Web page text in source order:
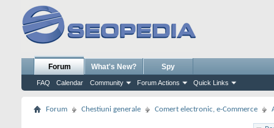
Forum
FAQ Calendar Community Forum Actions Quick Links
What's New? Spy
Forum Chestiuni generale Comert electronic, e-Commerce